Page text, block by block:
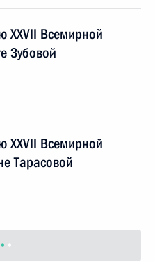
XXVII Всемирной
Зубовой
XXVII Всемирной
Тарасовой